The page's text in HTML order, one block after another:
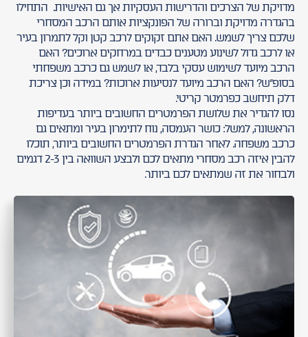
מדויקת של הצרכים והדרישות העסקיות אך גם האישיות. התחילו
בהגדרה מדויקת וברורה של הפונקציות אותם הרכב המסחרי
שלכם צריך לשמש. האם אתם זקוקים לרכב קטן וקל לתמרון בעיר
או לרכב גדול לשינוע מטענים כבדים במרחקים ארוכים? האם
הרכב מיועד לשימוש עסקי בלבד, או לשמש גם כרכב משפחתי
בסופ"ש? האם הרכב מיועד לנסיעות ארוכות? במידה וכן צריכת
דלק תיחשב כפרמטר קריטי.
נסו להגדיר את שלושת הפרמטרים החשובים ביותר בעדיפות
הראשונה, למשל: כושר העמסה, נוח לתימרון בעיר ומתאים גם
כרכב משפחה. לאחר הגדרת הפרמטרים החשובים ביותר, תוכלו
להבין איזה רכב מסחרי מתאים לכם ולבצע השוואה בין 2-3 דגמים
ולבחור את זה שמתאים לכם ביותר.